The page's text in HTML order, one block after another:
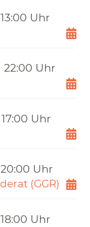
Uhr
22:00 Uhr
Uhr
Uhr
(GGR)
Uhr